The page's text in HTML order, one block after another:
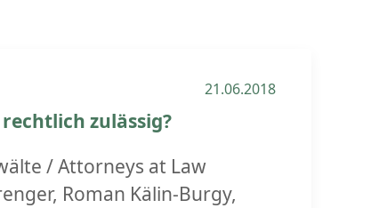
21.06.2018
zulässig?
/ Attorneys at Law
Roman Kälin-Burgy,